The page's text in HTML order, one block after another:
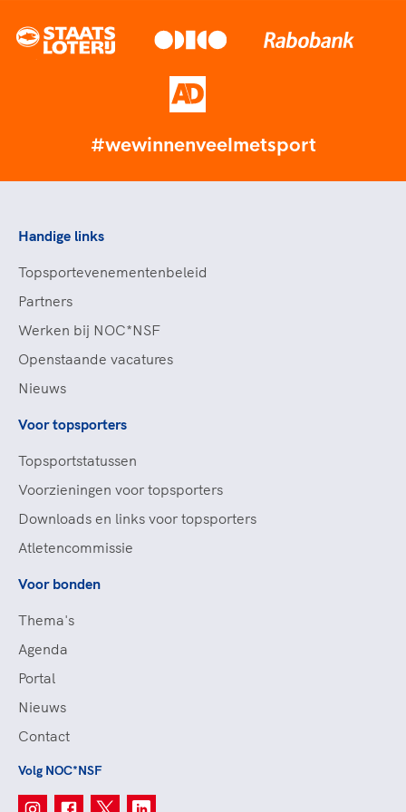
#wewinnenveelmetsport
Handige links
Topsportevenementenbeleid
Partners
Werken bij NOC*NSF
Openstaande vacatures
Nieuws
Voor topsporters
Topsportstatussen
Voorzieningen voor topsporters
Downloads en links voor topsporters
Atletencommissie
Voor bonden
Thema's
Agenda
Portal
Nieuws
Contact
Volg NOC*NSF